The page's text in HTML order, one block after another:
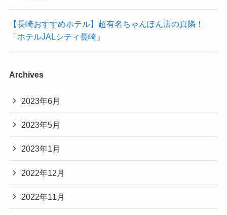
【長崎おすすめホテル】超有名ちゃんぽん店の真隣！
「ホテルJALシティ長崎」
Archives
2023年6月
2023年5月
2023年1月
2022年12月
2022年11月